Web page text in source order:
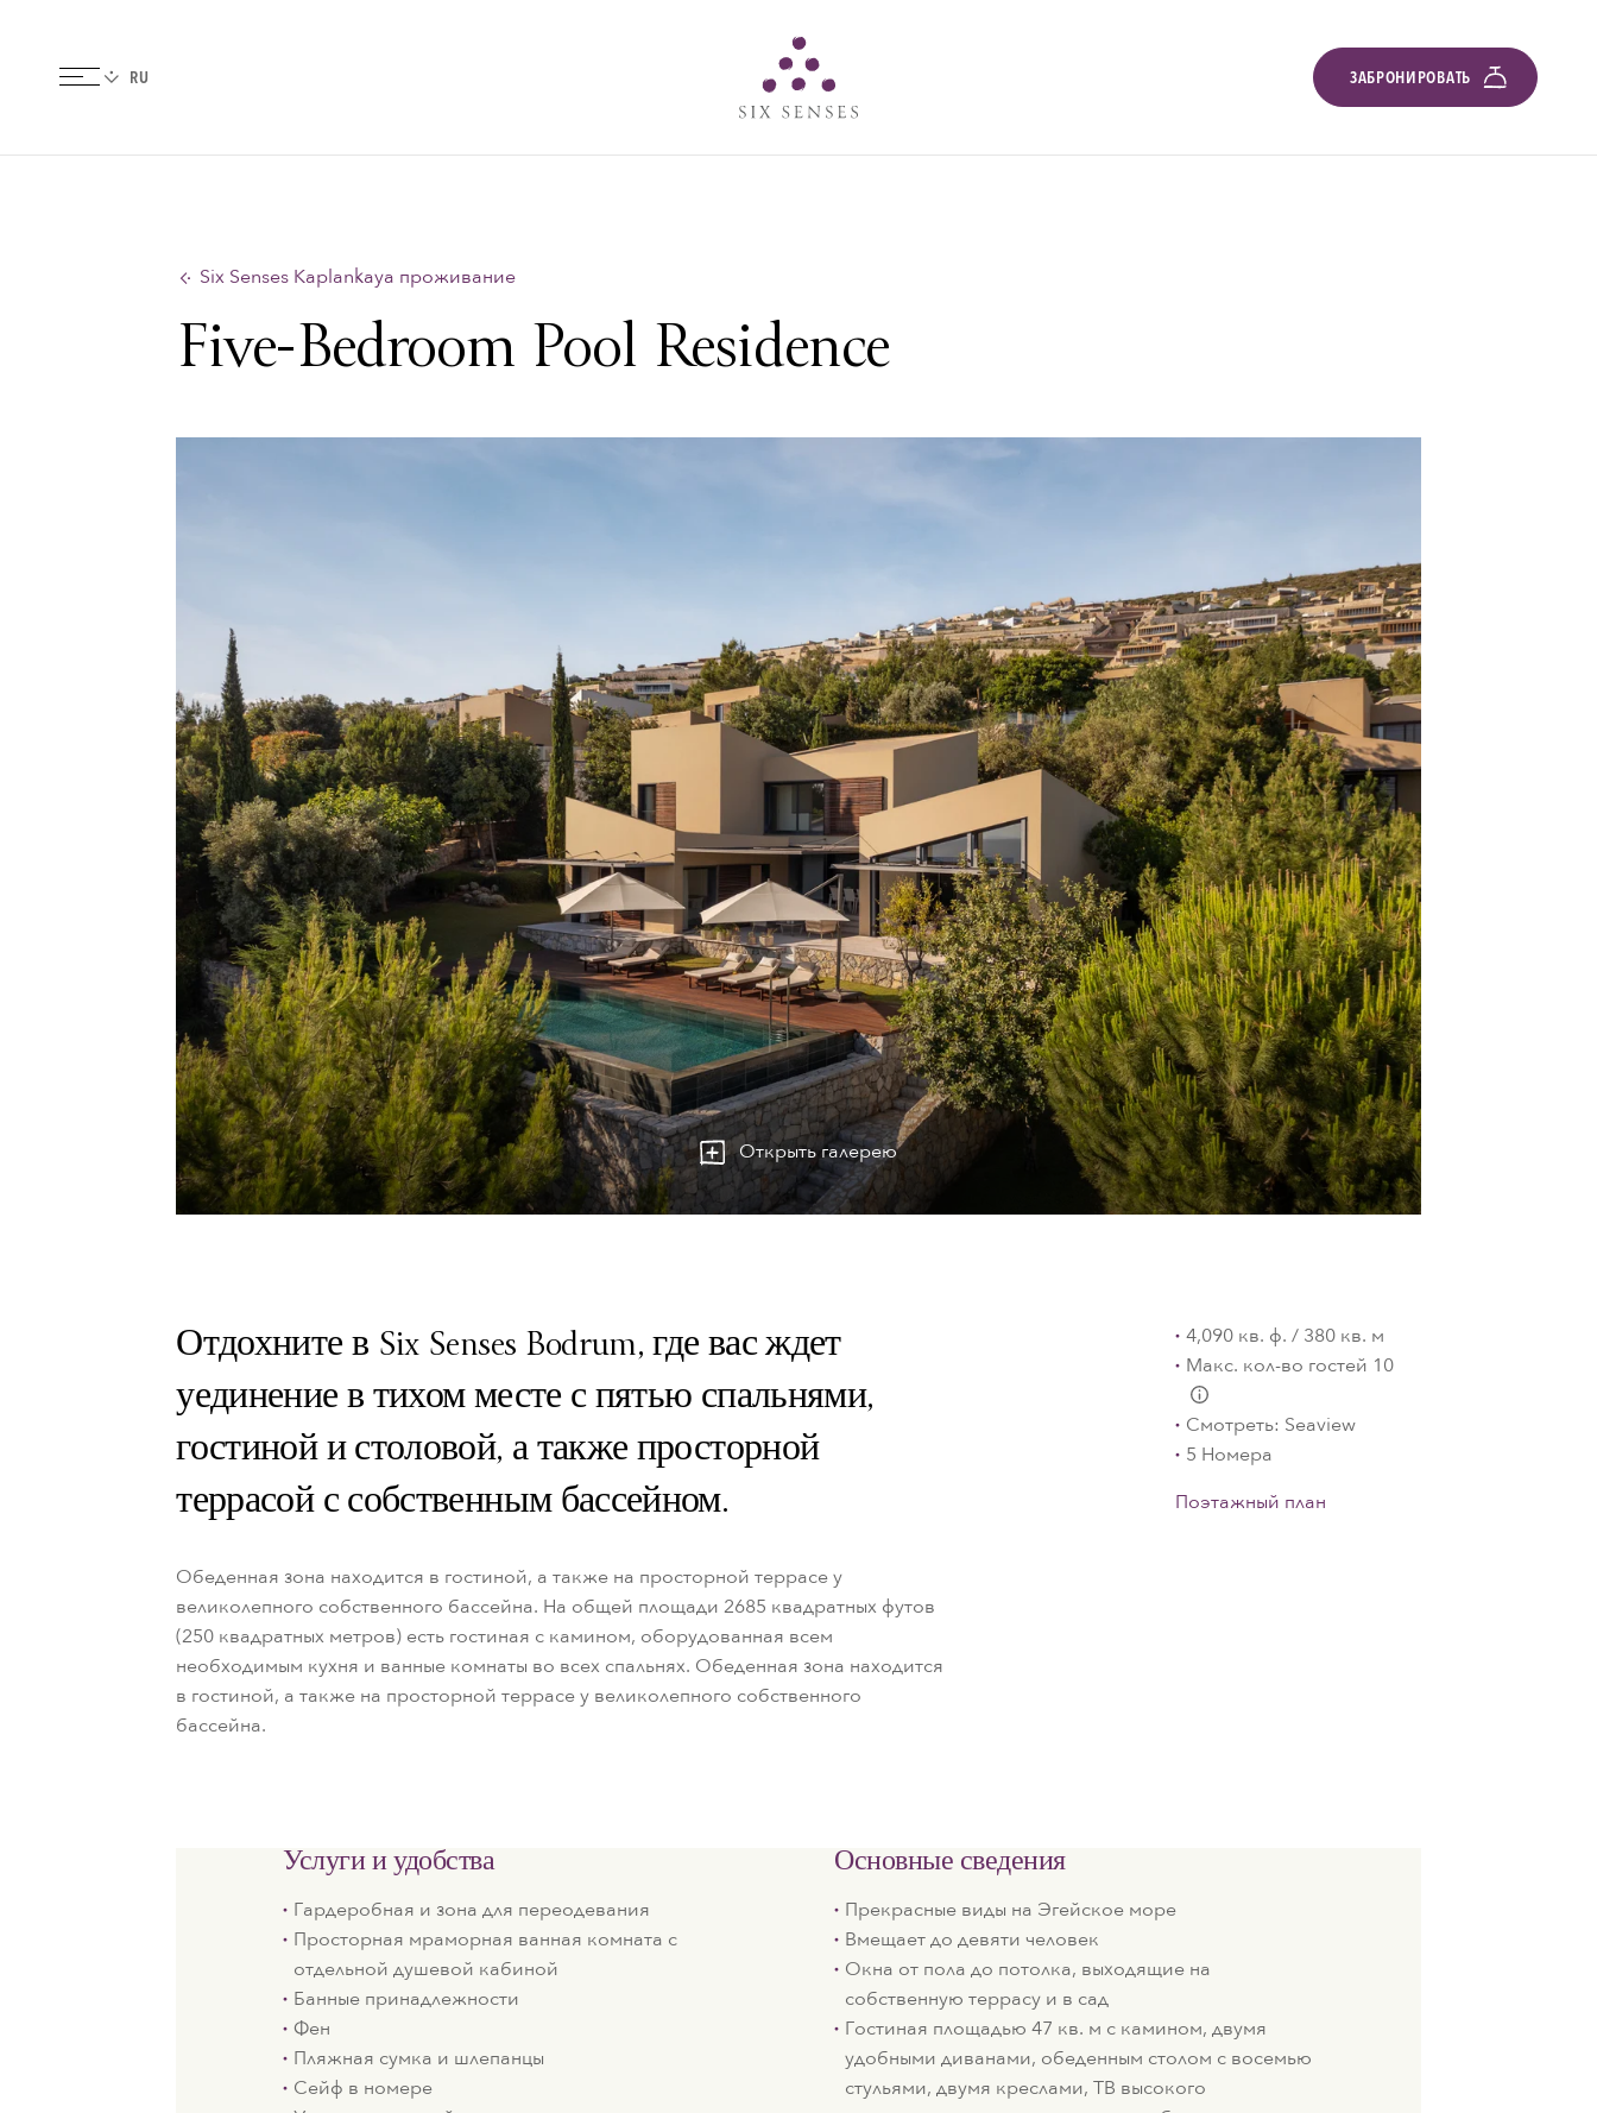
ЗАБРОНИРОВАТЬ
Six Senses Kaplankaya проживание
Five-Bedroom Pool Residence
Открыть галерею
Отдохните в Six Senses Bodrum, где вас ждет
уединение в тихом месте с пятью спальнями,
гостиной и столовой, а также просторной
террасой с собственным бассейном.
Обеденная зона находится в гостиной, а также на просторной террасе у
великолепного собственного бассейна. На общей площади 2685 квадратных футов
(250 квадратных метров) есть гостиная с камином, оборудованная всем
необходимым кухня и ванные комнаты во всех спальнях. Обеденная зона находится
в гостиной, а также на просторной террасе у великолепного собственного
бассейна.
4,090 кв. ф. / 380 кв. м
Макс. кол-во гостей 10
L:Generic.Info
Смотреть: Seaview
5 Номера
Поэтажный план
Услуги и удобства
Гардеробная и зона для переодевания
Просторная мраморная ванная комната с
отдельной душевой кабиной
Банные принадлежности
Фен
Пляжная сумка и шлепанцы
Сейф в номере
Основные сведения
Прекрасные виды на Эгейское море
Вмещает до девяти человек
Окна от пола до потолка, выходящие на
собственную террасу и в сад
Гостиная площадью 47 кв. м с камином, двумя
удобными диванами, обеденным столом с восемью
стульями, двумя креслами, ТВ высокого